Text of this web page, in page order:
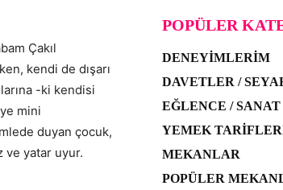
Çakıl
kendi de dışarı
-ki kendisi
mini
duyan çocuk,
ve yatar uyur.
POPÜLER
DENEYIMLERIM
DAVETLER /
EĞLENCE / SANAT
YEMEK
MEKANLAR
POPÜLER